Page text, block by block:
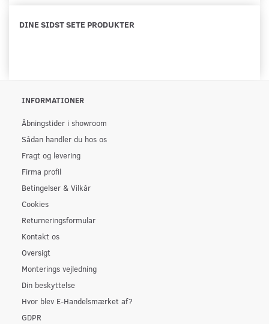
DINE SIDST SETE PRODUKTER
INFORMATIONER
Åbningstider i showroom
Sådan handler du hos os
Fragt og levering
Firma profil
Betingelser & Vilkår
Cookies
Returneringsformular
Kontakt os
Oversigt
Monterings vejledning
Din beskyttelse
Hvor blev E-Handelsmærket af?
GDPR